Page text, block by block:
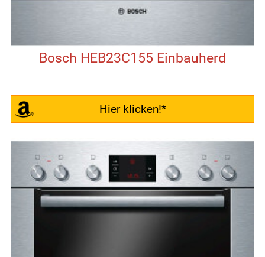
Bosch HEB23C155 Einbauherd
Hier klicken!*